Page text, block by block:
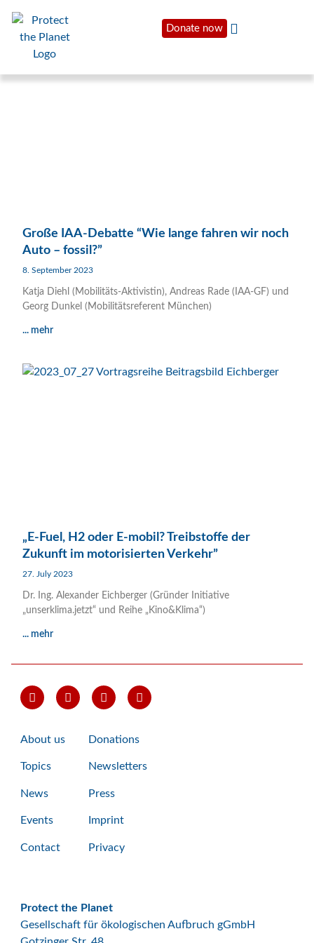
Donate now
Große IAA-Debatte “Wie lange fahren wir noch
Auto – fossil?”
8. September 2023
Katja Diehl (Mobilitäts-Aktivistin), Andreas Rade (IAA-GF) und
Georg Dunkel (Mobilitätsreferent München)
... mehr
„E-Fuel, H2 oder E-mobil? Treibstoffe der
Zukunft im motorisierten Verkehr”
27. July 2023
Dr. Ing. Alexander Eichberger (Gründer Initiative
„unserklima.jetzt“ und Reihe „Kino&Klima“)
... mehr
About us
Topics
News
Events
Contact
Donations
Newsletters
Press
Imprint
Privacy
Protect the Planet
Gesellschaft für ökologischen Aufbruch gGmbH